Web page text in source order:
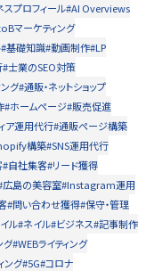
プロフィール#AI Overviews
マーケティング
#基礎知識#動画制作#LP
#士業のSEO対策
グ#通販・ネットショップ
#ホームページ#販売促進
ア運用代行#通販ページ構築
構築#SNS運用代行
#自社集客#リード獲得
広島の美容室#Instagram運用
#問い合わせ獲得#保守・管理
ル#ネイル#ビジネス#記事制作
グ#WEBライティング
ング#5G#コロナ